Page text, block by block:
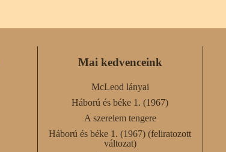
Mai kedvenceink
McLeod lányai
Háború és béke 1. (1967)
A szerelem tengere
Háború és béke 1. (1967) (feliratozott
változat)